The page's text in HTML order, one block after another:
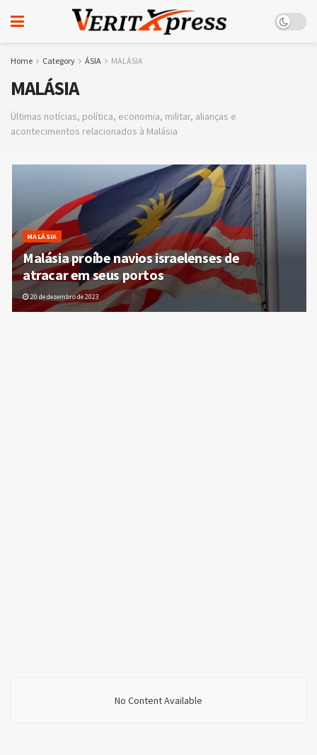
Home Category ÁSIA MALÁSIA
MALÁSIA
Últimas notícias, política, economia, militar, alianças e
acontecimentos relacionados à Malásia
MALÁSIA
Malásia proíbe navios israelenses de
atracar em seus portos
20 de dezembro de 2023
No Content Available